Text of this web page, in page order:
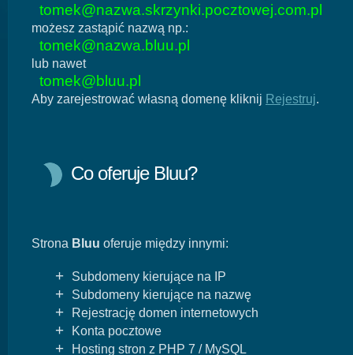
tomek@nazwa.skrzynki.pocztowej.com.pl
możesz zastąpić nazwą np.:
tomek@nazwa.bluu.pl
lub nawet
tomek@bluu.pl
Aby zarejestrować własną domenę kliknij Rejestruj.
Co oferuje Bluu?
Strona Bluu oferuje między innymi:
+ Subdomeny kierujące na IP
+ Subdomeny kierujące na nazwę
+ Rejestrację domen internetowych
+ Konta pocztowe
+ Hosting stron z PHP 7 / MySQL